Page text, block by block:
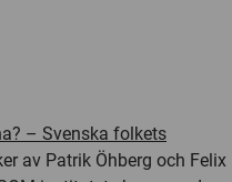
– Svenska folkets
av Patrik Öhberg och Felix